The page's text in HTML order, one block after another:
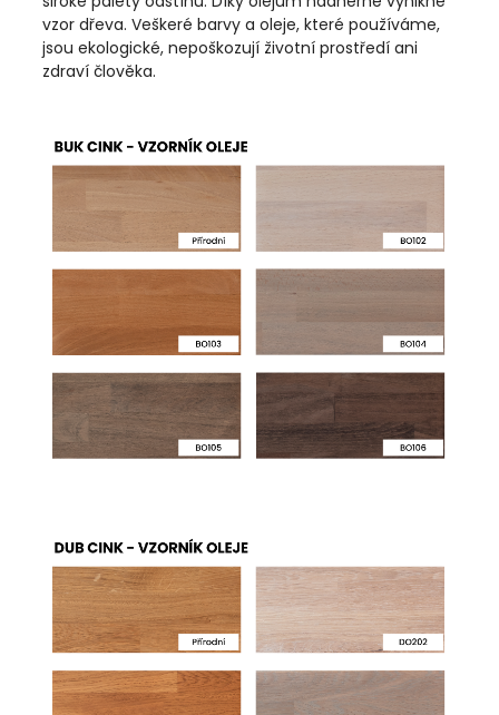
vzor dřeva. Veškeré barvy a oleje, které používáme,
jsou ekologické, nepoškozují životní prostředí ani
zdraví člověka.